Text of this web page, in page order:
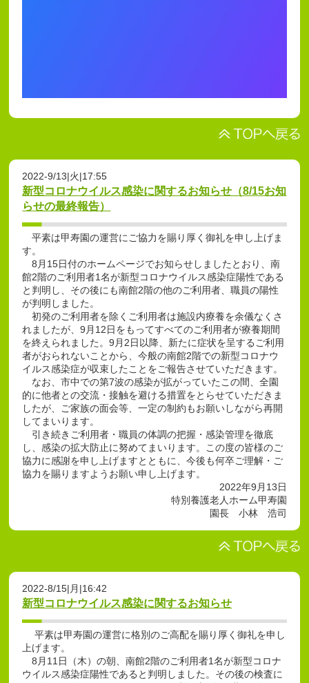
2022-9/13|火|17:55
新型コロナウイルス感染に関するお知らせ（8/15お知
らせの最終報告）
平素は甲寿園の運営にご協力を賜り厚く御礼を申し上げま
す。
8月15日付のホームページでお知らせしましたとおり、南
館2階のご利用者1名が新型コロナウイルス感染症陽性である
と判明し、その後にも南館2階の他のご利用者、職員の陽性
が判明しました。
初発のご利用者を除くご利用者は施設内療養を余儀なくさ
れましたが、9月12日をもってすべてのご利用者が療養期間
を終えられました。9月2日以降、新たに症状を呈するご利用
者がおられないことから、今般の南館2階での新型コロナウ
イルス感染症が収束したことをご報告させていただきます。
なお、市中での第7波の感染が拡がっていたこの間、全園
的に他者との交流・接触を避ける措置をとらせていただきま
したが、ご家族の面会等、一定の制約もお願いしながら再開
してまいります。
引き続きご利用者・職員の体調の把握・感染管理を徹底
し、感染の拡大防止に努めてまいります。この度の皆様のご
協力に感謝を申し上げますとともに、今後も何卒ご理解・ご
協力を賜りますようお願い申し上げます。
2022年9月13日
特別養護老人ホーム甲寿園
園長 小林 浩司
2022-8/15|月|16:42
新型コロナウイルス感染に関するお知らせ
平素は甲寿園の運営に格別のご高配を賜り厚く御礼を申し
上げます。
8月11日（木）の朝、南館2階のご利用者1名が新型コロナ
ウイルス感染症陽性であると判明しました。その後の検査に